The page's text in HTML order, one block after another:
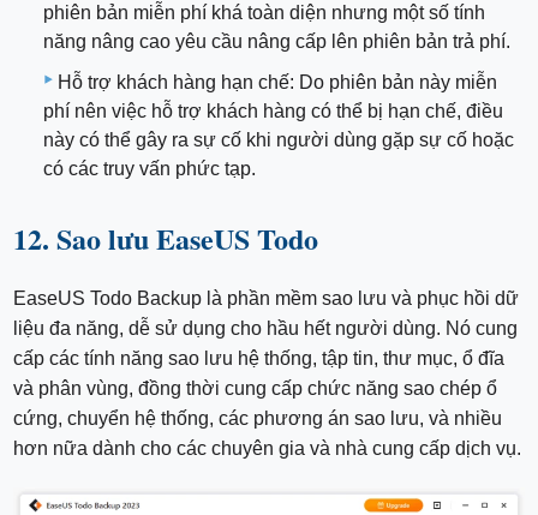
phiên bản miễn phí khá toàn diện nhưng một số tính
năng nâng cao yêu cầu nâng cấp lên phiên bản trả phí.
Hỗ trợ khách hàng hạn chế: Do phiên bản này miễn
phí nên việc hỗ trợ khách hàng có thể bị hạn chế, điều
này có thể gây ra sự cố khi người dùng gặp sự cố hoặc
có các truy vấn phức tạp.
12. Sao lưu EaseUS Todo
EaseUS Todo Backup là phần mềm sao lưu và phục hồi dữ
liệu đa năng, dễ sử dụng cho hầu hết người dùng. Nó cung
cấp các tính năng sao lưu hệ thống, tập tin, thư mục, ổ đĩa
và phân vùng, đồng thời cung cấp chức năng sao chép ổ
cứng, chuyển hệ thống, các phương án sao lưu, và nhiều
hơn nữa dành cho các chuyên gia và nhà cung cấp dịch vụ.